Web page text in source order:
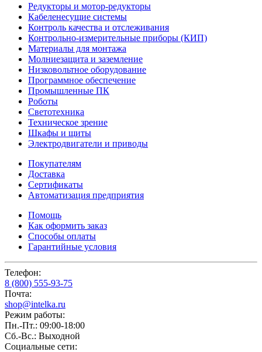
Редукторы и мотор-редукторы
Кабеленесущие системы
Контроль качества и отслеживания
Контрольно-измерительные приборы (КИП)
Материалы для монтажа
Молниезащита и заземление
Низковольтное оборудование
Программное обеспечение
Промышленные ПК
Роботы
Светотехника
Техническое зрение
Шкафы и щиты
Электродвигатели и приводы
Покупателям
Доставка
Сертификаты
Автоматизация предприятия
Помощь
Как оформить заказ
Способы оплаты
Гарантийные условия
Телефон:
8 (800) 555-93-75
Почта:
shop@intelka.ru
Режим работы:
Пн.-Пт.: 09:00-18:00
Сб.-Вс.: Выходной
Социальные сети: